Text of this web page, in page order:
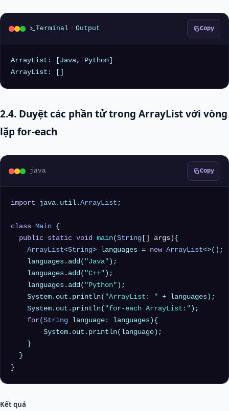
Terminal · Output Copy
ArrayList: [Java, Python]
2.4. Duyệt các phần tử trong ArrayList với vòng
lặp for-each
java Copy
import java.util. ArrayList ;
class Main {
public static void main( String [] args) {
ArrayList<String> languages = new ArrayList<>();
    languages.add(
"Java" );
    languages.add(
"C++" );
    languages.add(
"Python" );
    System.out.println(
"ArrayList: " + languages);
    System.out.println(
"for-each ArrayList:" );
for( String language: languages){
        System.out.println(language);
    }
  }
Kết quả